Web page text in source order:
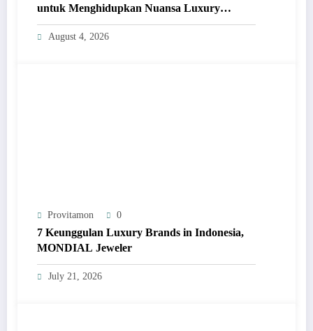
untuk Menghidupkan Nuansa Luxury
Bathrooms
August 4, 2026
Provitamon 0
7 Keunggulan Luxury Brands in Indonesia,
MONDIAL Jeweler
July 21, 2026